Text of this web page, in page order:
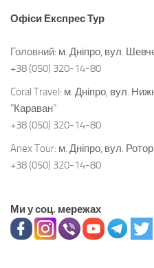
Офіси Експрес Тур
Головний: м. Дніпро, вул.
+38 (050) 320-14-80
Coral Travel: м. Дніпро, вул.
"Караван"
+38 (050) 320-14-80
Anex Tour: м. Дніпро, вул.
+38 (050) 320-14-80
Ми у соц. мережах